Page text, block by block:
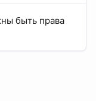
быть права